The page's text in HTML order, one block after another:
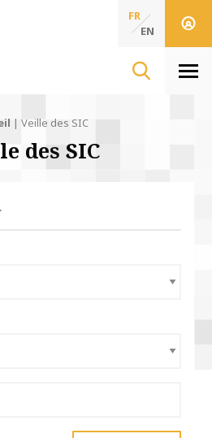
Sciences de l'Information & de
Française des Sciences
FR
EN
| Veille des SIC
des SIC